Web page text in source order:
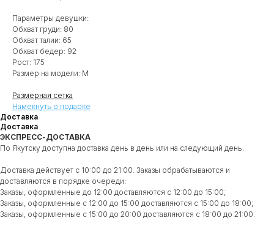
Параметры девушки:
Обхват груди: 80
Обхват талии: 65
Обхват бедер: 92
Рост: 175
Размер на модели: М
Размерная сетка
Намекнуть о подарке
Доставка
Доставка
ЭКСПРЕСС-ДОСТАВКА
По Якутску доступна доставка день в день или на следующий день.
Доставка действует с 10:00 до 21:00. Заказы обрабатываются и
доставляются в порядке очереди:
Заказы, оформленные до 12:00 доставляются с 12:00 до 15:00;
Заказы, оформленные с 12:00 до 15:00 доставляются с 15:00 до 18:00;
Заказы, оформленные с 15:00 до 20:00 доставляются с 18:00 до 21:00.